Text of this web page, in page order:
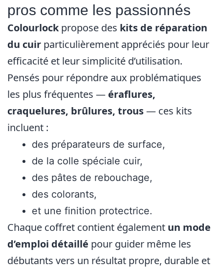
pros comme les passionnés
Colourlockpropose des kits de réparation
du cuir particulièrement appréciés pour leur
efficacité et leur simplicité d’utilisation.
Pensés pour répondre aux problématiques
les plus fréquentes — éraflures,
craquelures, brûlures, trous— ces kits
incluent :
des préparateurs de surface,
de la colle spéciale cuir,
des pâtes de rebouchage,
des colorants,
et une finition protectrice.
Chaque coffret contient également un mode
d’emploi détaillé pour guider même les
débutants vers un résultat propre, durable et